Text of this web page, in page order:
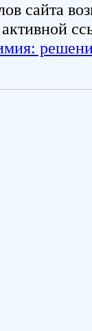
сайта
активной